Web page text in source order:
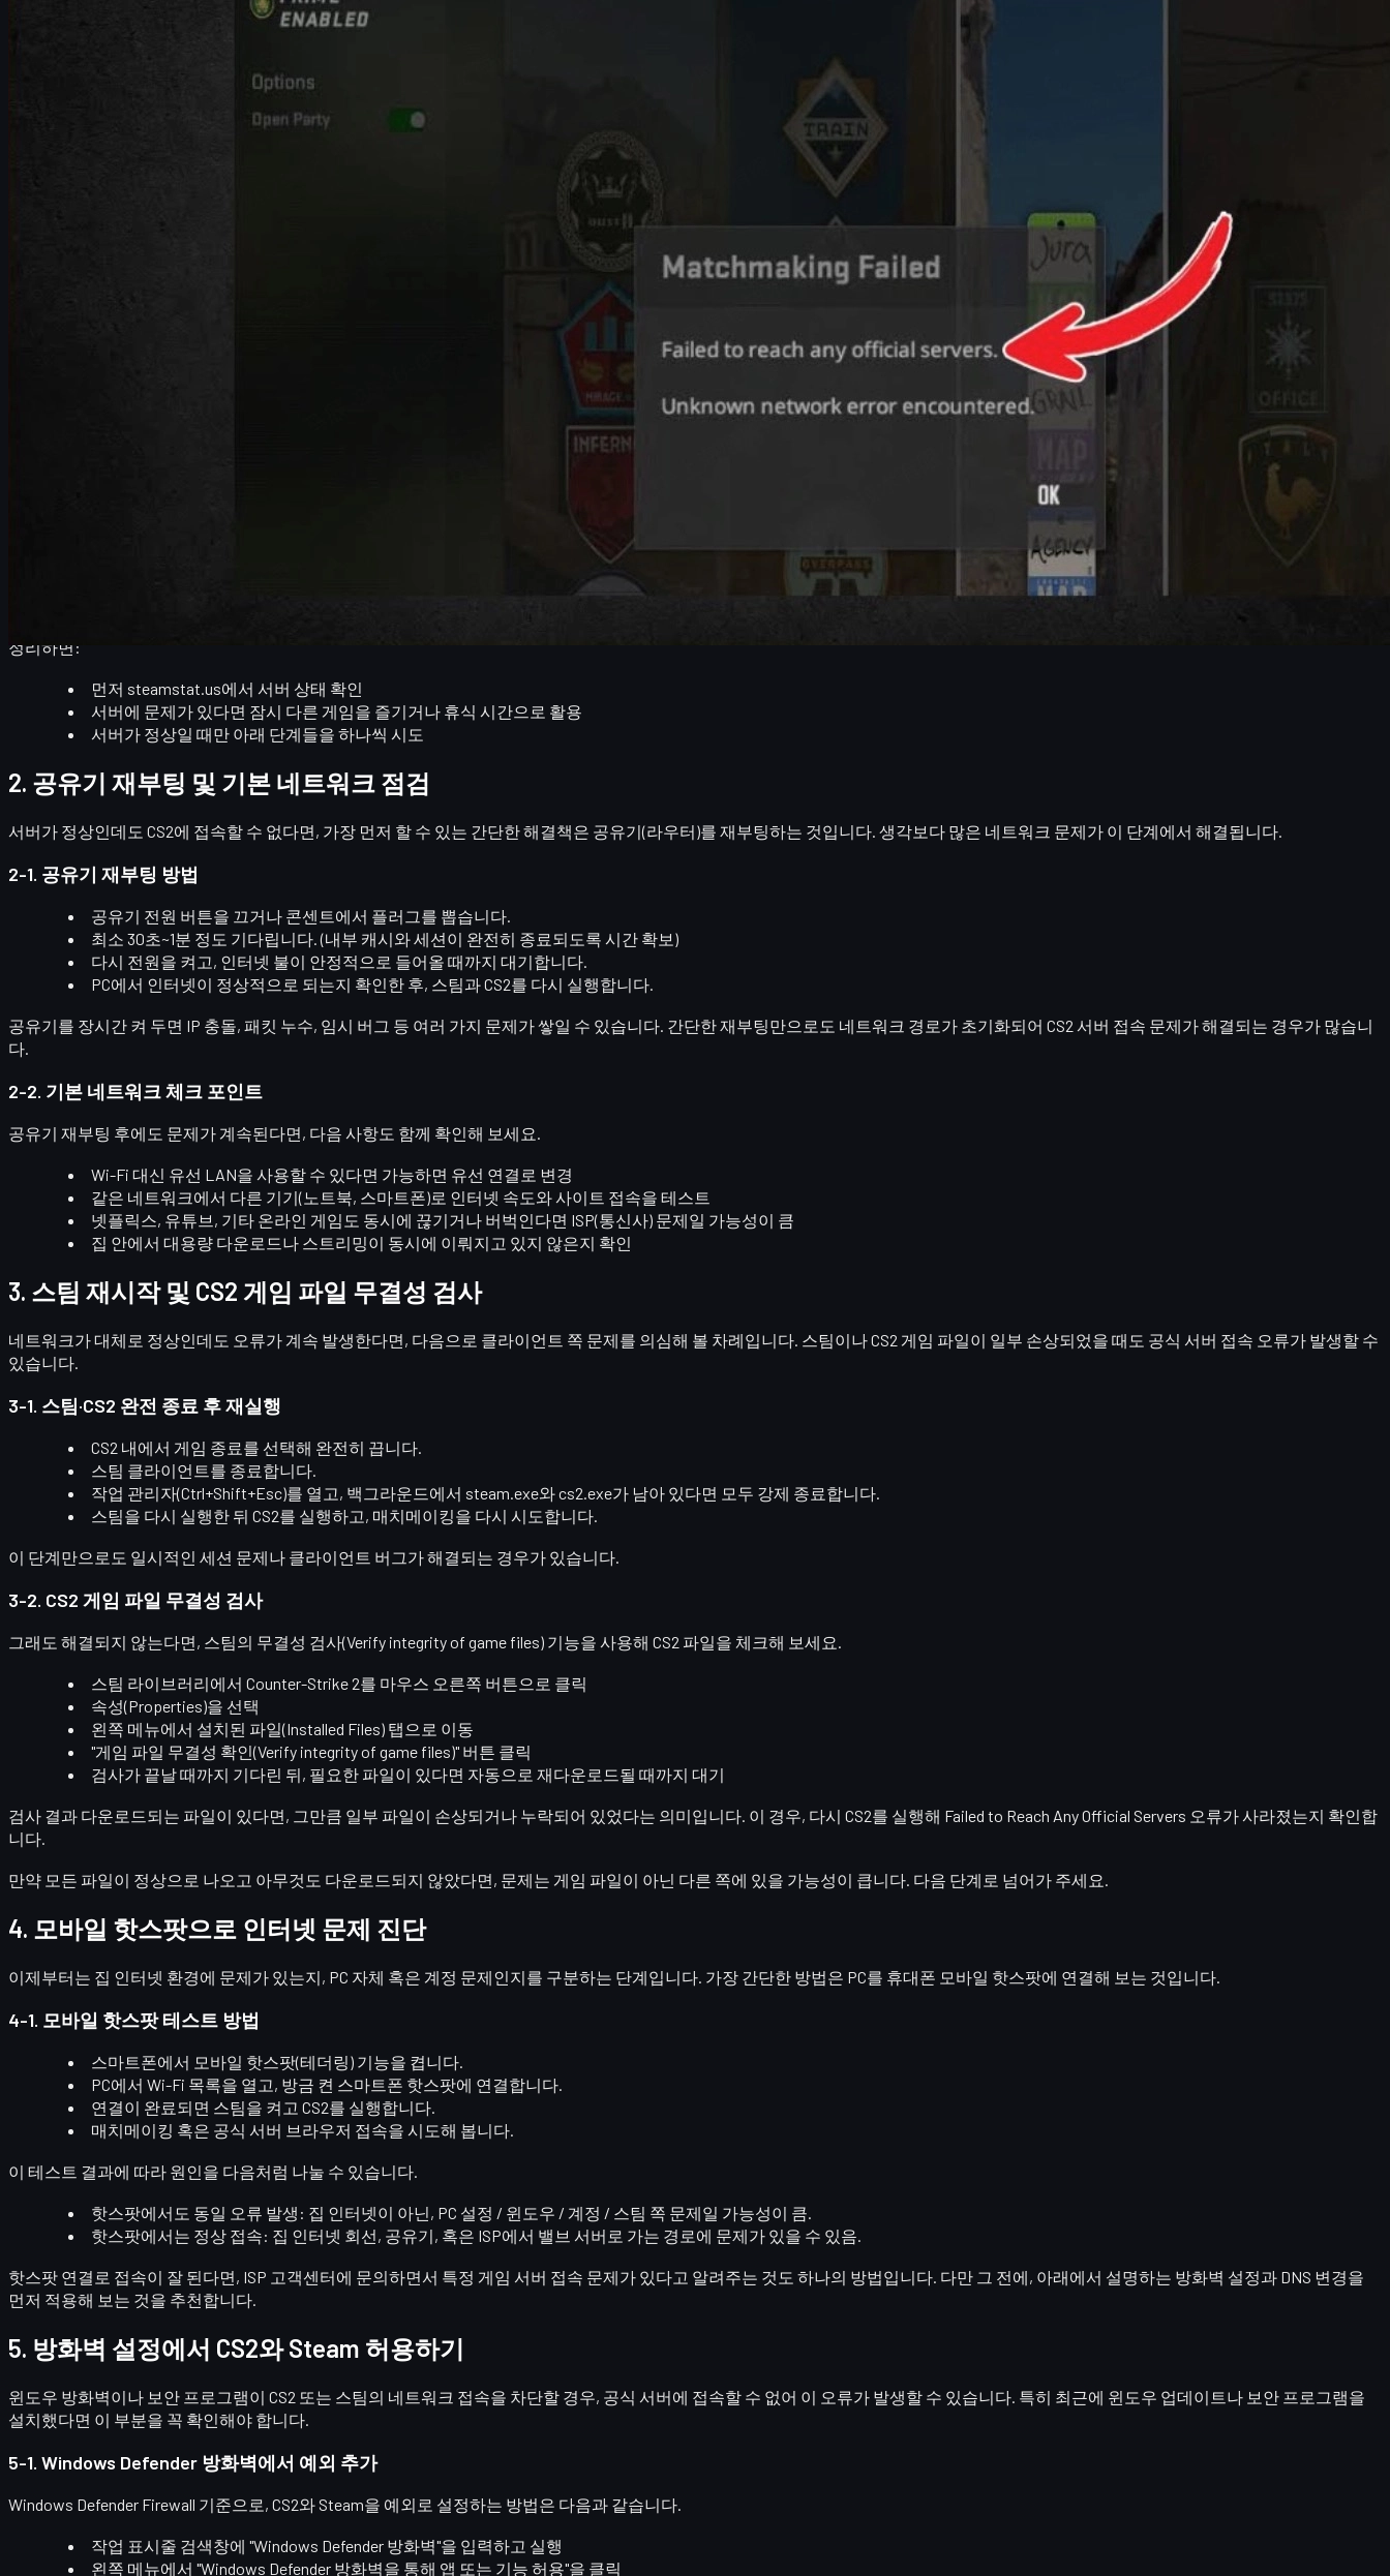
"Failed to Reach Any Official Servers"오류는 CS2에서 공식 매치메이킹 서버에 접속하지 못할 때 뜨는 대표적인 에러 메시지입니다. 이 메시지가 뜨면 일반 매치, 프리미어, 경쟁전은 물론 커뮤니티
서버 접속까지 제대로 되지 않는 경우가 많아 상당히 답답해집니다.
네트워크 설정, 방화벽, DNS, 혹은 일시적인 서버 문제
에서 발생하며, 몇 가지 단계를 순서대로 따라 하면 높은 확률로 해결할 수 있습니다. 아래 가이드는 2026년 기준
CS2 스킨 활용 팁 cs2 skins 및csgo skins
밸브 서버 자체 문제인지 확인하는 것 입니다. CS2 서버가 다운되거나 점검 중이면, 내 쪽에서 아무리 설정을 바꿔도 접속이 되지 않습니다.
에러, Degraded, 또는 Down과 같은 메시지가 보인다면 서버 문제일 가능성이 큼
에 있습니다. 반대로 서버 상태에 문제가 있다면, 그때는 사용자가 할 수 있는 것이 거의 없
수요일 오전(미국 화요일 저녁)
전후에 네트워크 불안정이나 서버 다운 현상이 자주 발생할 수 있습니다. 이때는 전 세계
정리하면:
먼저 steamstat.us에서 서버 상태 확인
서버에 문제가 있다면 잠시 다른 게임을 즐기거나 휴식 시간으로 활용
서버가 정상일 때만 아래 단계들을 하나씩 시도
2. 공유기 재부팅 및 기본 네트워크 점검
서버가 정상인데도 CS2에 접속할 수 없다면, 가장 먼저 할 수 있는 간단한 해결책은 공유기(라우터)를 재부팅하는 것입니다. 생각보다 많은 네트워크 문제가 이 단계에서 해결됩니다.
2-1. 공유기 재부팅 방법
공유기 전원 버튼을 끄거나 콘센트에서 플러그를 뽑습니다.
최소 30초~1분 정도 기다립니다. (내부 캐시와 세션이 완전히 종료되도록 시간 확보)
다시 전원을 켜고, 인터넷 불이 안정적으로 들어올 때까지 대기합니다.
PC에서 인터넷이 정상적으로 되는지 확인한 후, 스팀과 CS2를 다시 실행합니다.
공유기를 장시간 켜 두면 IP 충돌, 패킷 누수, 임시 버그 등 여러 가지 문제가 쌓일 수 있습니다. 간단한 재부팅만으로도 네트워크 경로가 초기화되어 CS2 서버 접속 문제가 해결되는 경우가 많습니
다.
2-2. 기본 네트워크 체크 포인트
공유기 재부팅 후에도 문제가 계속된다면, 다음 사항도 함께 확인해 보세요.
Wi-Fi 대신 유선 LAN을 사용할 수 있다면 가능하면 유선 연결로 변경
같은 네트워크에서 다른 기기(노트북, 스마트폰)로 인터넷 속도와 사이트 접속을 테스트
넷플릭스, 유튜브, 기타 온라인 게임도 동시에 끊기거나 버벅인다면 ISP(통신사) 문제일 가능성이 큼
집 안에서 대용량 다운로드나 스트리밍이 동시에 이뤄지고 있지 않은지 확인
3. 스팀 재시작 및 CS2 게임 파일 무결성 검사
네트워크가 대체로 정상인데도 오류가 계속 발생한다면, 다음으로 클라이언트 쪽 문제를 의심해 볼 차례입니다. 스팀이나 CS2 게임 파일이 일부 손상되었을 때도 공식 서버 접속 오류가 발생할 수
있습니다.
3-1. 스팀·CS2 완전 종료 후 재실행
CS2 내에서 게임 종료를 선택해 완전히 끕니다.
스팀 클라이언트를 종료합니다.
작업 관리자(Ctrl+Shift+Esc)를 열고, 백그라운드에서 steam.exe와cs2.exe가 남아 있다면 모두 강제 종료합니다.
스팀을 다시 실행한 뒤 CS2를 실행하고, 매치메이킹을 다시 시도합니다.
이 단계만으로도 일시적인 세션 문제나 클라이언트 버그가 해결되는 경우가 있습니다.
3-2. CS2 게임 파일 무결성 검사
그래도 해결되지 않는다면, 스팀의 무결성 검사(Verify integrity of game files) 기능을 사용해 CS2 파일을 체크해 보세요.
스팀 라이브러리에서 Counter-Strike 2를 마우스 오른쪽 버튼으로 클릭
속성(Properties)을 선택
왼쪽 메뉴에서 설치된 파일(Installed Files) 탭으로 이동
"게임 파일 무결성 확인(Verify integrity of game files)" 버튼 클릭
검사가 끝날 때까지 기다린 뒤, 필요한 파일이 있다면 자동으로 재다운로드될 때까지 대기
검사 결과 다운로드되는 파일이 있다면, 그만큼 일부 파일이 손상되거나 누락되어 있었다는 의미입니다. 이 경우, 다시 CS2를 실행해 Failed to Reach Any Official Servers 오류가 사라졌는지 확인합
니다.
만약 모든 파일이 정상으로 나오고 아무것도 다운로드되지 않았다면, 문제는 게임 파일이 아닌 다른 쪽에 있을 가능성이 큽니다. 다음 단계로 넘어가 주세요.
4. 모바일 핫스팟으로 인터넷 문제 진단
이제부터는 집 인터넷 환경에 문제가 있는지, PC 자체 혹은 계정 문제인지를 구분하는 단계입니다. 가장 간단한 방법은 PC를 휴대폰 모바일 핫스팟에 연결해 보는 것입니다.
4-1. 모바일 핫스팟 테스트 방법
스마트폰에서 모바일 핫스팟(테더링) 기능을 켭니다.
PC에서 Wi-Fi 목록을 열고, 방금 켠 스마트폰 핫스팟에 연결합니다.
연결이 완료되면 스팀을 켜고 CS2를 실행합니다.
매치메이킹 혹은 공식 서버 브라우저 접속을 시도해 봅니다.
이 테스트 결과에 따라 원인을 다음처럼 나눌 수 있습니다.
핫스팟에서도 동일 오류 발생 : 집 인터넷이 아닌, PC 설정 / 윈도우 / 계정 / 스팀 쪽 문제일 가능성이 큼.
핫스팟에서는 정상 접속: 집 인터넷 회선, 공유기, 혹은 ISP에서 밸브 서버로 가는 경로에 문제가 있을 수 있음.
핫스팟 연결로 접속이 잘 된다면, ISP 고객센터에 문의하면서 특정 게임 서버 접속 문제가 있다고 알려주는 것도 하나의 방법입니다. 다만 그 전에, 아래에서 설명하는 방화벽 설정과 DNS 변경을
먼저 적용해 보는 것을 추천합니다.
5. 방화벽 설정에서 CS2와 Steam 허용하기
윈도우 방화벽이나 보안 프로그램이 CS2 또는 스팀의 네트워크 접속을 차단할 경우, 공식 서버에 접속할 수 없어 이 오류가 발생할 수 있습니다. 특히 최근에 윈도우 업데이트나 보안 프로그램을
설치했다면 이 부분을 꼭 확인해야 합니다.
5-1. Windows Defender 방화벽에서 예외 추가
Windows Defender Firewall 기준으로, CS2와 Steam을 예외로 설정하는 방법은 다음과 같습니다.
작업 표시줄 검색창에 "Windows Defender 방화벽"을 입력하고 실행
왼쪽 메뉴에서 "Windows Defender 방화벽을 통해 앱 또는 기능 허용"을 클릭